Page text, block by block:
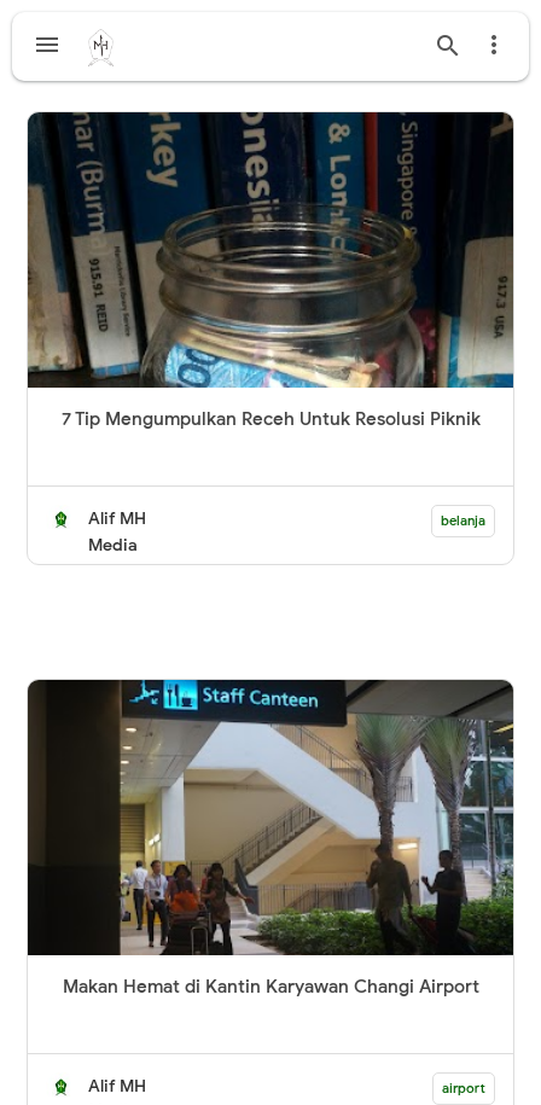
  
7 Tip Mengumpulkan Receh Untuk Resolusi Piknik
Alif MH
Media
belanja
Makan Hemat di Kantin Karyawan Changi Airport
Alif MH
airport